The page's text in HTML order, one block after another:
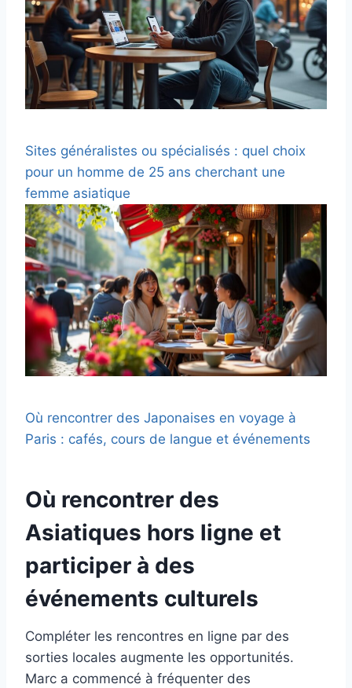
Sites généralistes ou spécialisés : quel choix
pour un homme de 25 ans cherchant une
femme asiatique
Où rencontrer des Japonaises en voyage à
Paris : cafés, cours de langue et événements
Où rencontrer des
Asiatiques hors ligne et
participer à des
événements culturels
Compléter les rencontres en ligne par des
sorties locales augmente les opportunités.
Marc a commencé à fréquenter des